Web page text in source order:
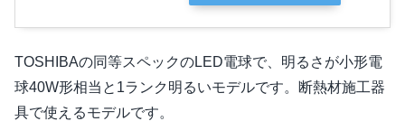
TOSHIBAの同等スペックのLED電球で、明るさが小形電
球40W形相当と1ランク明るいモデルです。断熱材施工器
具で使えるモデルです。